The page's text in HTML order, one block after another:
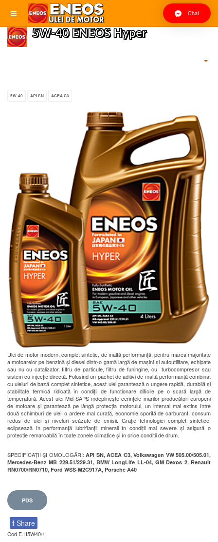
Chat
5W-40 ENEOS Hyper
5W-40 API SN ACEA C3
Ulei de motor modern, complet sintetic, de înaltă performanță, pentru marea majoritate
a motoarelor pe benzină și diesel dintr-o gamă largă de mașini și autoutilitare, echipate
sau nu cu catalizator, filtru de particule, filtru de funingine, cu turbocompresor sau
sistem cu injecție directă. Folosind un pachet de aditivi de înaltă performanță combinat
cu uleiuri de bază complet sintetice, acest ulei garantează o ungere rapidă, durabilă și
stabilitate termică ridicată în condiții de funcționare dificile pe o scară largă de
temperatură. Acest ulei Mid-SAPS îndeplinește cerințele marilor producători europeni
de motoare și garantează pe lângă protecţia motorului, un interval mai extins între
două schimburi de ulei, o ardere mai curată, economie sporită de carburant, consum
redus de ulei și niveluri scăzute de emisii. Grație tehnologiei complet sintetice,
eclipsează în performanță lubrifianții minerali în condiții mai severe și asigură o
protecție remarcabilă în toate zonele climatice și în orice condiții de drum.
SPECIFICAȚII ŞI OMOLOGĂRI:API SN, ACEA C3, Volkswagen VW 505.00/505.01,
Mercedes-Benz MB 229.51/229.31, BMW LongLife LL-04, GM Dexos 2, Renault
RN0700/RN0710, Ford WSS-M2C917A, Porsche A40
PDS
f Share
Cod E.H5W40/1